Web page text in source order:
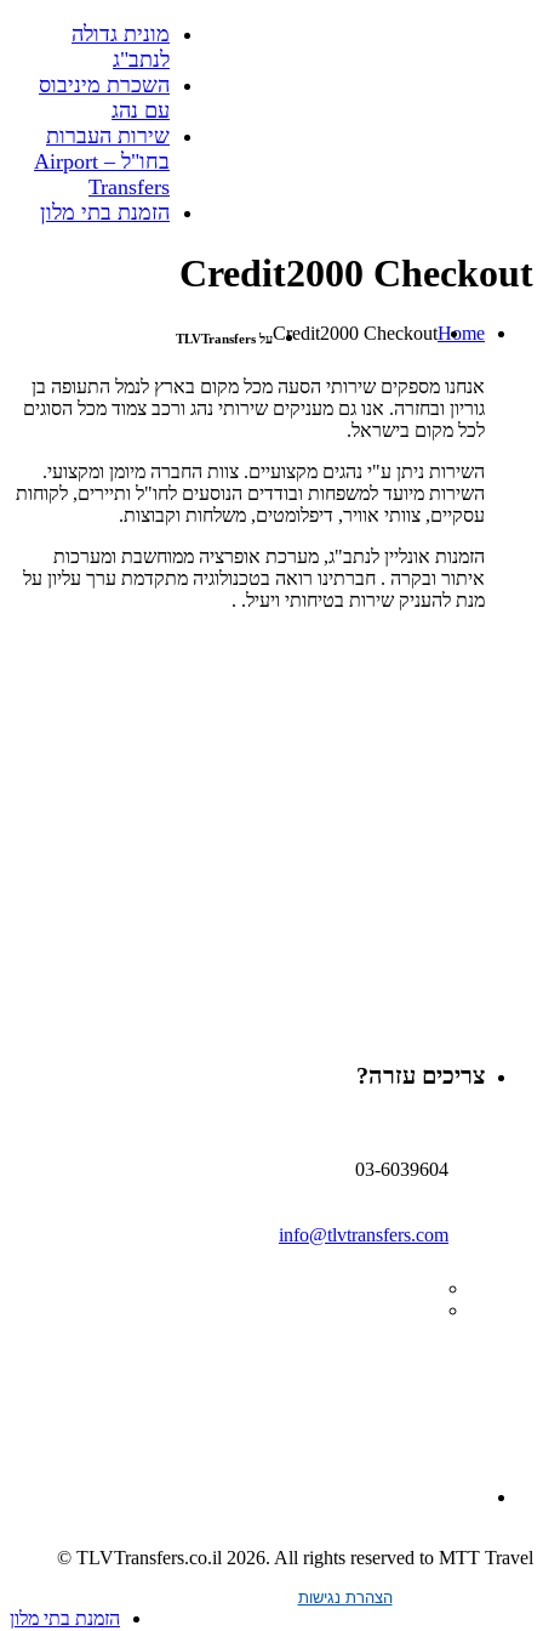
מונית גדולה
לנתב"ג
השכרת מיניבוס
עם נהג
שירות העברות
בחו"ל – Airport
Transfers
הזמנת בתי מלון
Credit2000 Checkout
Home
Credit2000 Checkoutעל TLVTransfers
אנחנו מספקים שירותי הסעה מכל מקום בארץ לנמל התעופה בן
גוריון ובחזרה. אנו גם מעניקים שירותי נהג ורכב צמוד מכל הסוגים
לכל מקום בישראל.
השירות ניתן ע"י נהגים מקצועיים. צוות החברה מיומן ומקצועי.
השירות מיועד למשפחות ובודדים הנוסעים לחו"ל ותיירים, לקוחות
עסקיים, צוותי אוויר, דיפלומטים, משלחות וקבוצות.
הזמנות אונליין לנתב"ג, מערכת אופרציה ממוחשבת ומערכות
איתור ובקרה . חברתינו רואה בטכנולוגיה מתקדמת ערך עליון על
מנת להעניק שירות בטיחותי ויעיל. .
צריכים עזרה?
03-6039604
info@tlvtransfers.com
TLVTransfers.co.il 2026. All rights reserved to MTT Travel ©
הזמנת בתי מלון
הצהרת נגישות